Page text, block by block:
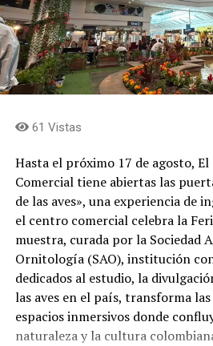
61 Vistas
Hasta el próximo 17 de agosto, El
Comercial tiene abiertas las
de las aves», una experiencia de
el centro comercial celebra la
muestra, curada por la Sociedad
Ornitología (SAO), institución
dedicados al estudio, la
las aves en el país, transforma
espacios inmersivos donde
naturaleza y la cultura